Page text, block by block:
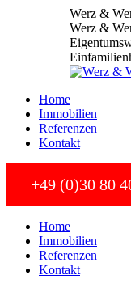
Werz &
Werz &
Home
Immobilien
Referenzen
Kontakt
+49 (0)30 80
Home
Immobilien
Referenzen
Kontakt